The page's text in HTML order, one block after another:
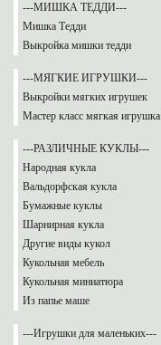
---МИШКА ТЕДДИ---
Мишка Тедди
Выкройка мишки тедди
---МЯГКИЕ ИГРУШКИ---
Выкройки мягких игрушек
Мастер класс мягкая игрушка
---РАЗЛИЧНЫЕ КУКЛЫ---
Народная кукла
Вальдорфская кукла
Бумажные куклы
Шарнирная кукла
Другие виды кукол
Кукольная мебель
Кукольная миниатюра
Из папье маше
---Игрушки для маленьких---